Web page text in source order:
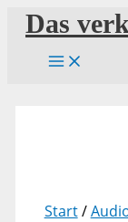
Zum
Inhalt
springen
Das
Start/